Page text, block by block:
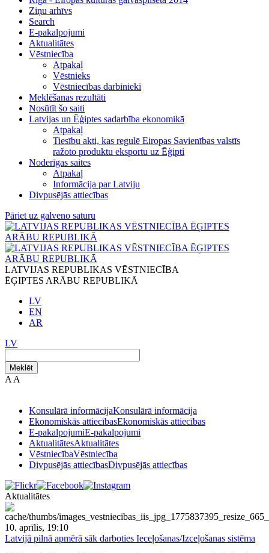
Ziņu arhīvs
Search
E-pakalpojumi
Aktualitātes
Vēstniecība
Atpakaļ
Vēstnieks
Vēstniecības darbinieki
Meklēšanas rezultāti
Nosūtīt šo saiti
Latvijas un Ēģiptes sadarbība ekonomikā
Atpakaļ
Tiesību akti, kas regulē Eiropas Savienības valstīs
ražoto produktu eksportu uz Ēģipti
Noderīgas saites
Atpakaļ
Informācija par Latviju
Divpusējās attiecības
Pāriet uz galveno saturu
LATVIJAS REPUBLIKAS VĒSTNIECĪBA
ĒĢIPTES ARĀBU REPUBLIKĀ
LV
EN
AR
LV
Meklēt
A A
Konsulārā informācijaKonsulārā informācija
Ekonomiskās attiecībasEkonomiskās attiecības
E-pakalpojumiE-pakalpojumi
AktualitātesAktualitātes
VēstniecībaVēstniecība
Divpusējās attiecībasDivpusējās attiecības
Aktualitātes
10. aprīlis, 19:10
Latvijā pilnā apmērā sāk darboties Ieceļošanas/Izceļošanas sistēma